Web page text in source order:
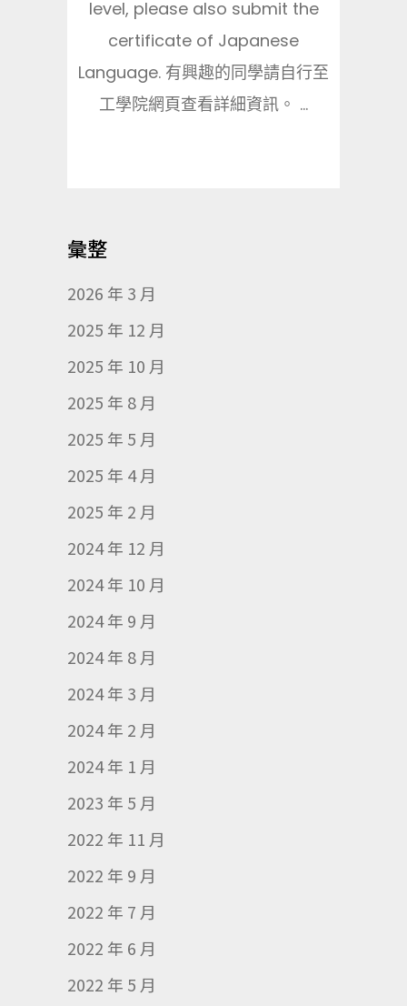
level, please also submit the
certificate of Japanese
Language. 有興趣的同學請自行至
工學院網頁查看詳細資訊。 ...
彙整
2026 年 3 月
2025 年 12 月
2025 年 10 月
2025 年 8 月
2025 年 5 月
2025 年 4 月
2025 年 2 月
2024 年 12 月
2024 年 10 月
2024 年 9 月
2024 年 8 月
2024 年 3 月
2024 年 2 月
2024 年 1 月
2023 年 5 月
2022 年 11 月
2022 年 9 月
2022 年 7 月
2022 年 6 月
2022 年 5 月